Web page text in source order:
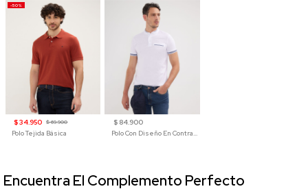
-50%
$ 34.950 $ 69.900
Polo Tejida Básica
$ 84.900
Encuentra El Complemento Perfecto